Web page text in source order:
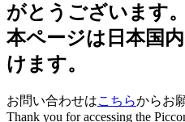
がとうございます。
本ページは日本国
けます。
お問い合わせはこちらからお
Thank you for accessing the